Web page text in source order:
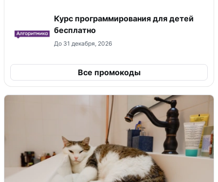
Курс программирования для детей
бесплатно
До 31 декабря, 2026
Все промокоды